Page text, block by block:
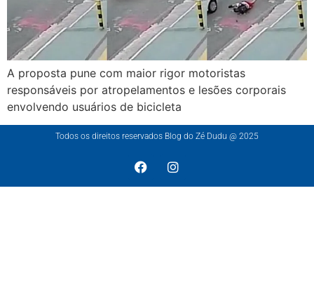
A proposta pune com maior rigor motoristas
responsáveis por atropelamentos e lesões corporais
envolvendo usuários de bicicleta
Todos os direitos reservados Blog do Zé Dudu @ 2025